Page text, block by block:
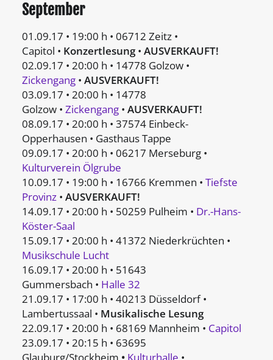
September
01.09.17 • 19:00 h • 06712 Zeitz •
Capitol • Konzertlesung• AUSVERKAUFT!
02.09.17 • 20:00 h • 14778 Golzow •
Zickengang • AUSVERKAUFT!
03.09.17 • 20:00 h • 14778
Golzow • Zickengang • AUSVERKAUFT!
08.09.17 • 20:00 h • 37574 Einbeck-
Opperhausen • Gasthaus Tappe
09.09.17 • 20:00 h • 06217 Merseburg •
Kulturverein Ölgrube
10.09.17 • 19:00 h • 16766 Kremmen • Tiefste
Provinz • AUSVERKAUFT!
14.09.17 • 20:00 h • 50259 Pulheim • Dr.-Hans-
Köster-Saal
15.09.17 • 20:00 h • 41372 Niederkrüchten •
Musikschule Lucht
16.09.17 • 20:00 h • 51643
Gummersbach • Halle 32
21.09.17 • 17:00 h • 40213 Düsseldorf •
Lambertussaal • Musikalische Lesung
22.09.17 • 20:00 h • 68169 Mannheim • Capitol
23.09.17 • 20:15 h • 63695